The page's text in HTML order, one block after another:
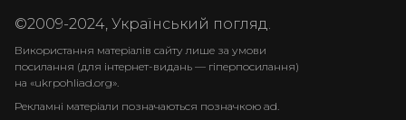
©2009-2024, Український погляд.
Використання матеріалів сайту лише за умови
посилання (для інтернет-видань — гіперпосилання)
на «ukrpohliad.org».
Рекламні матеріали позначаються позначкою ad.